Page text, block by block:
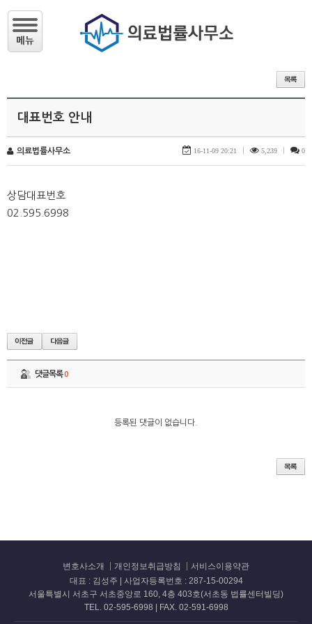
대표번호 안내
의료법률사무소 16-11-09 20:21 5,239 0
상담대표번호
02.595.6998
댓글목록0
등록된 댓글이 없습니다.
변호사소개 개인정보취급방침
서비스이용약관
대표 : 김성주 | 사업자등록번호 : 287-15-00294
서울특별시 서초구 서초중앙로 160, 4층 403호(서초동 법률센터빌딩)
TEL. 02-595-6998 | FAX. 02-591-6998